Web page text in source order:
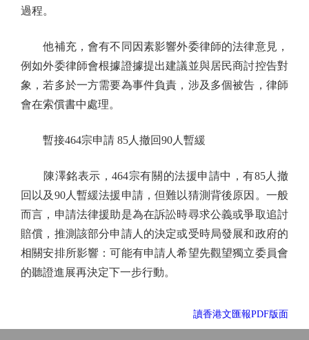
過程。
他補充，會有不同因素影響外委律師的法律意見，
例如外委律師會根據證據提出建議並與居民商討控告對
象，若多於一方需要為事件負責，涉及多個被告，律師
會在索償書中處理。
暫接464宗申請 85人撤回90人暫緩
陳澤銘表示，464宗有關的法援申請中，有85人撤
回以及90人暫緩法援申請，但難以猜測背後原因。一般
而言，申請法律援助是為在訴訟時尋求公義或爭取追討
賠償，推測該部分申請人的決定或受時局發展和政府的
相關安排所影響：可能有申請人希望先觀望獨立委員會
的聽證進展再決定下一步行動。
讀香港文匯報PDF版面